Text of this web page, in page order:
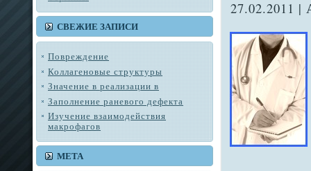
СВЕЖИЕ ЗАПИСИ
Повреждение
Коллагеновые структуры
Значение в реализации в
Заполнение раневого дефекта
Изучение взаимодействия
макрофагов
МЕТА
27.02.2011